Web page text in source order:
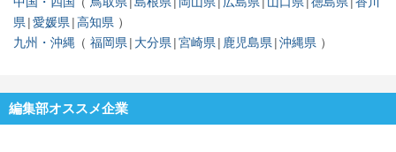
県 愛媛県 高知県
九州・沖縄
福岡県 大分県 宮崎県 鹿児島県 沖縄県
編集部オススメ企業